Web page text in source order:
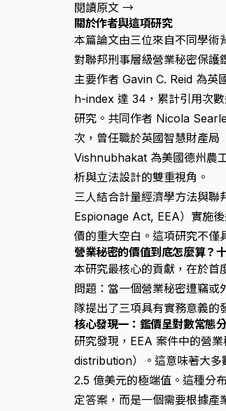
閱讀原文 →
關於作者與這項研究
本篇論文由三位來自不同學術
對聯邦刑事層級營業秘密保護
主要作者 Gavin C. Reid 為
h-index 達 34，累計引用次
研究。共同作者 Nicola
次，曾任職於英國智慧財產
Vishnubhakat 為美國德州農
析與立法設計的雙重視角。
三人結合計量經濟學方法與
Espionage Act, EEA）實施
價的重大空白。這項研究不僅
營業秘密的價值到底怎麼算？
本研究最核心的貢獻，在於首
問題：當一個營業秘密遭竊
隊提出了三項具有實務意義的
核心發現一：鑑價呈對數常態
研究發現，EEA 案件中的營
distribution）。這意味著大多
2.5 億美元的極端值。這種分
定答案，而是一個需要根據產